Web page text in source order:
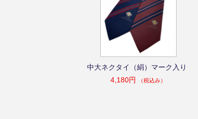
中大ネクタイ（絹）マーク入り
4,180円
（税込み）